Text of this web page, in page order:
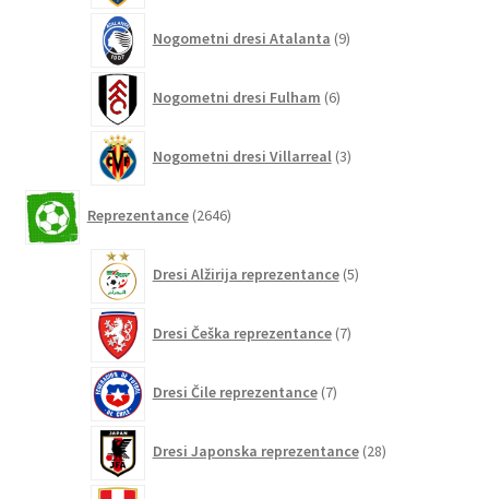
Nogometni dresi Atalanta 9izdelkov
Nogometni dresi Fulham 6izdelkov
Nogometni dresi Villarreal 3izdelki
Reprezentance 2646izdelkov
Dresi Alžirija reprezentance 5izdelkov
Dresi Češka reprezentance 7izdelkov
Dresi Čile reprezentance 7izdelkov
Dresi Japonska reprezentance 28izdelkov